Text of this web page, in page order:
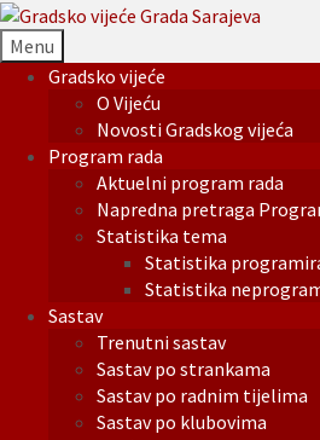
Menu
Gradsko vijeće
O Vijeću
Novosti Gradskog vijeća
Program rada
Aktuelni program rada
Napredna pretraga
Statistika tema
Statistika
Statistika
Sastav
Trenutni sastav
Sastav po strankama
Sastav po radnim tijelima
Sastav po klubovima